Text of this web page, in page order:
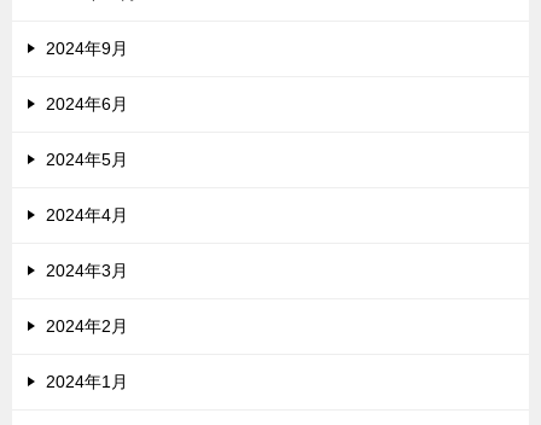
2024年9月
2024年6月
2024年5月
2024年4月
2024年3月
2024年2月
2024年1月